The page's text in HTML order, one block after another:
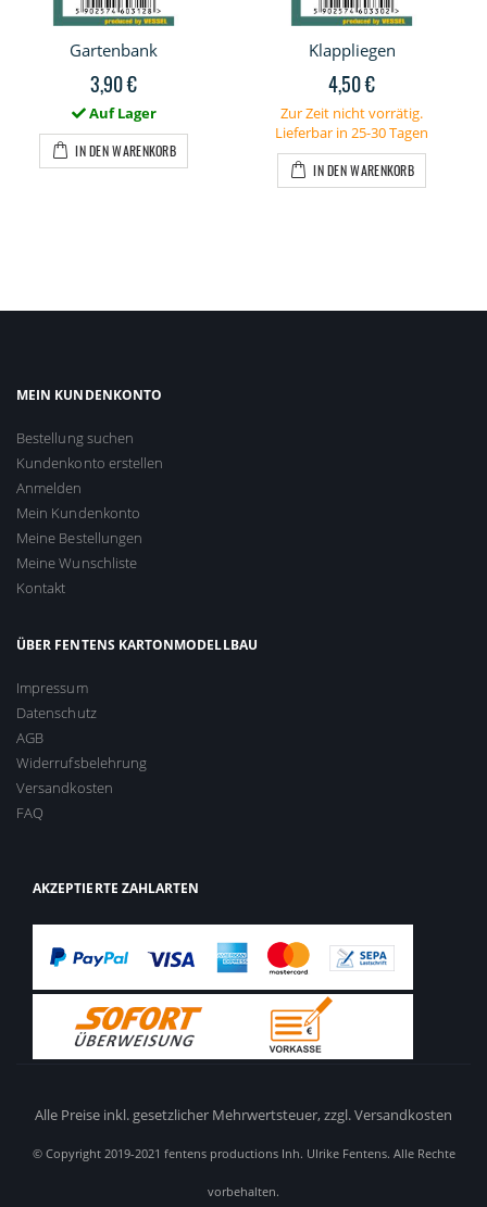
Gartenbank
3,90 €
Auf Lager
IN DEN WARENKORB
Klappliegen
4,50 €
Zur Zeit nicht vorrätig.
Lieferbar in 25-30 Tagen
IN DEN WARENKORB
MEIN KUNDENKONTO
Bestellung suchen
Kundenkonto erstellen
Anmelden
Mein Kundenkonto
Meine Bestellungen
Meine Wunschliste
Kontakt
ÜBER FENTENS KARTONMODELLBAU
Impressum
Datenschutz
AGB
Widerrufsbelehrung
Versandkosten
FAQ
AKZEPTIERTE ZAHLARTEN
Alle Preise inkl. gesetzlicher Mehrwertsteuer,zzgl. Versandkosten
© Copyright 2019-2021 fentens productions Inh. Ulrike Fentens. Alle Rechte
vorbehalten.